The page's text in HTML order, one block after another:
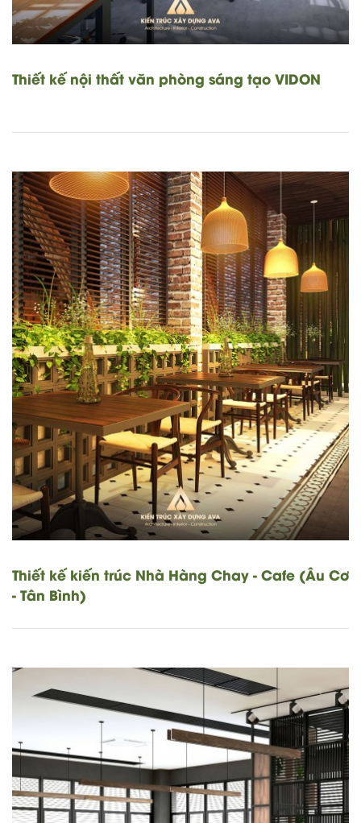
Thiết kế nội thất văn phòng sáng tạo VIDON
Thiết kế kiến trúc Nhà Hàng Chay - Cafe (Âu Cơ
- Tân Bình)